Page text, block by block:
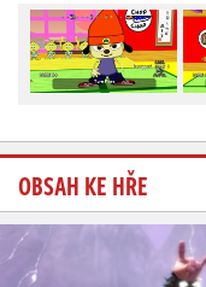
OBSAH KE HŘE